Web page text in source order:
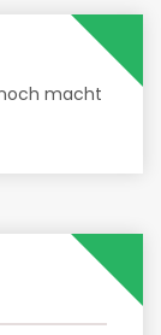
macht